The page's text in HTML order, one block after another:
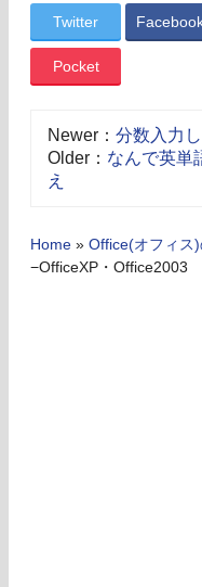
Twitter
Pocket
Newer： 分数入力
Older： なんで英単
え
Home » Office(オフィス
−OfficeXP・Office2003